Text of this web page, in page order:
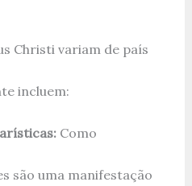
Christi variam de país
incluem:
Como
são uma manifestação